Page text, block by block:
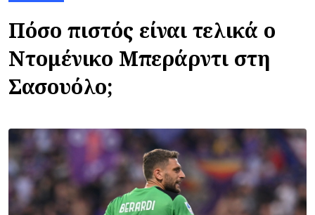
Πόσο πιστός είναι τελικά ο
Ντομένικο Μπεράρντι στη
Σασουόλο;